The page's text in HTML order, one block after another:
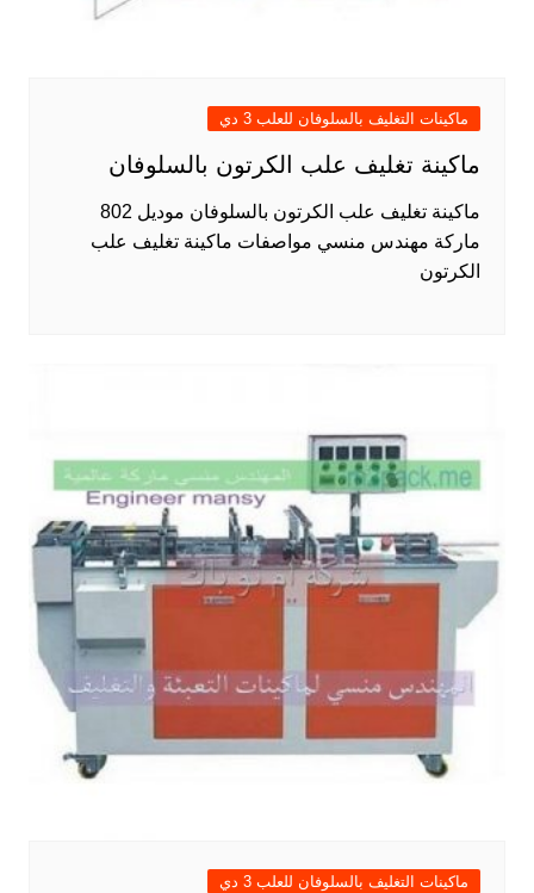
ماكينات التغليف بالسلوفان للعلب 3 دي
ماكينة تغليف علب الكرتون بالسلوفان
ماكينة تغليف علب الكرتون بالسلوفان موديل 802
ماركة مهندس منسي مواصفات ماكينة تغليف علب
الكرتون
ماكينات التغليف بالسلوفان للعلب 3 دي